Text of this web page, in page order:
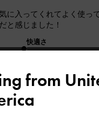
に入ってくれてよく使っ
と感じました！
快適さ
from